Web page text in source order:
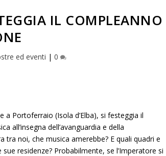
IL COMPLEANNO
ed eventi |0
Portoferraio (Isola d’Elba), si festeggia il
all’insegna dell’avanguardia e della
tra noi, che musica amerebbe? E quali quadri e
residenze? Probabilmente, se l’Imperatore si